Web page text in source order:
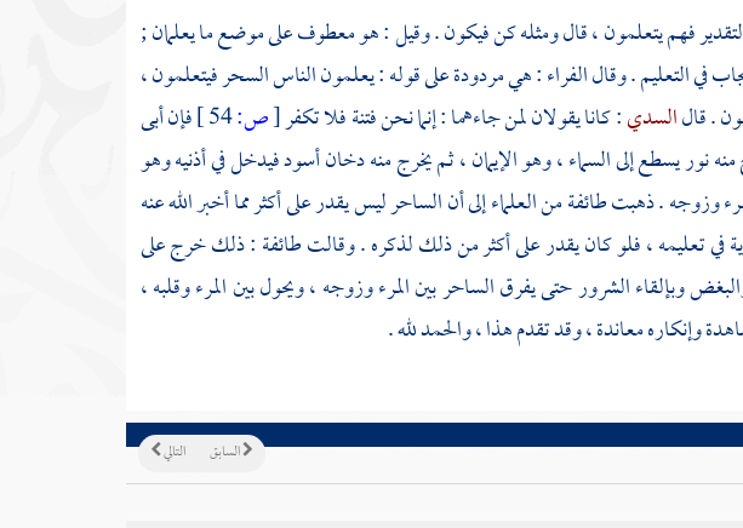
فهم يتعلمون ، قال ومثله كن فيكون . وقيل : هو معطوف على موضع ما يعلمان ;
في التعليم . وقالالفراء: هي مردودة على قوله : يعلمون الناس السحر فيتعلمون ،
. قالالسدي: كانا يقولان لمن جاءهما : إنما نحن فتنة فلا تكفر[ص:54 ]
فإن أبى
نور يسطع إلى السماء ، وهو الإيمان ، ثم يخرج منه دخان أسود فيدخل في أذنيه وهو
وزوجه . ذهبت طائفة من العلماء إلى أن الساحر ليس يقدر على أكثر مما أخبر الله عنه
في تعليمه ، فلو كان يقدر على أكثر من ذلك لذكره . وقالت طائفة : ذلك خرج على
وبإلقاء الشرور حتى يفرق الساحر بين المرء وزوجه ، ويحول بين المرء وقلبه ،
وإنكاره معاندة ، وقد تقدم هذا ، والحمد لله .
التالي السابق